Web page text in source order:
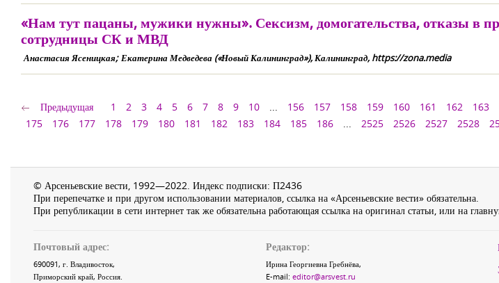
«Нам тут пацаны, мужики нужны». Сексизм, домогательства, отказы в
сотрудницы СК и МВД
Анастасия Ясеницкая; Екатерина Медведева («Новый Калининград»), Калининград, https://zona.media
Предыдущая 1 2 3 4 5 6 7 8 9 10 ... 156 157 158 159 160 161 162 163
175
176 177 178 179 180 181 182 183 184 185 186 ... 2525 2526 2527 2528
© Арсеньевские вести, 1992—2022. Индекс подписки: П2436
При перепечатке и при другом использовании материалов, ссылка на «Арсеньевские вести» обязательна.
При републикации в сети интернет так же обязательна работающая ссылка на оригинал статьи, или на
Почтовый адрес:
690091, г. Владивосток,
Приморский край, Россия.
Редактор:
Ирина Георгиевна Гребнёва,
E-mail: editor@arsvest.ru